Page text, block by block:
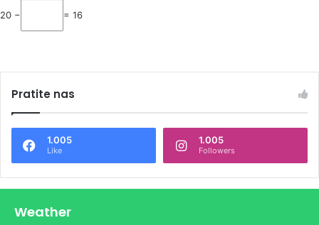
20 − = 16
Pratite nas
1.005
Like
1.005
Followers
Weather